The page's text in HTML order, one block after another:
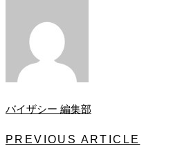
バイザシー 編集部
PREVIOUS ARTICLE